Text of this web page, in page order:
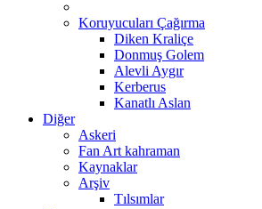
Koruyucuları Çağırma
Diken Kraliçe
Donmuş Golem
Alevli Aygır
Kerberus
Kanatlı Aslan
Diğer
Askeri
Fan Art kahraman
Kaynaklar
Arşiv
Tılsımlar